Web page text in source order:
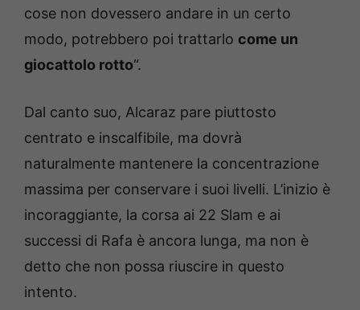
cose non dovessero andare in un certo
modo, potrebbero poi trattarlo come un
giocattolo rotto“.
Dal canto suo, Alcaraz pare piuttosto
centrato e inscalfibile, ma dovrà
naturalmente mantenere la concentrazione
massima per conservare i suoi livelli. L’inizio è
incoraggiante, la corsa ai 22 Slam e ai
successi di Rafa è ancora lunga, ma non è
detto che non possa riuscire in questo
intento.